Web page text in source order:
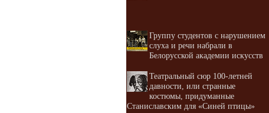
Группу студентов с нарушением
слуха и речи набрали в
Белорусской академии искусств
Театральный сюр 100-летней
давности, или странные
костюмы, придуманные
Станиславским для «Синей птицы»